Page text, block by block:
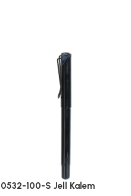
0532-100-S Jell Kalem